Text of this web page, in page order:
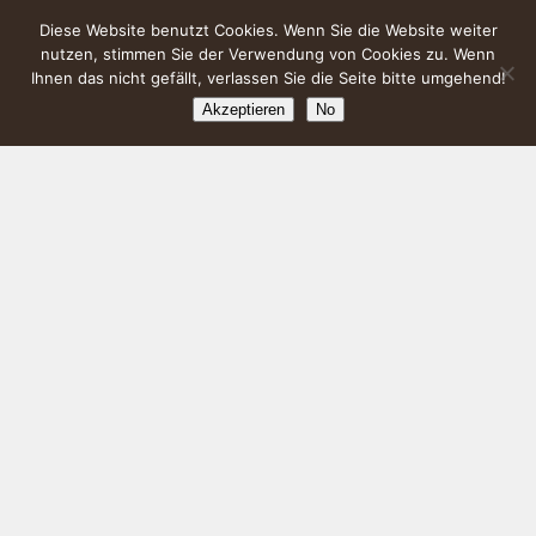
Diese Website benutzt Cookies. Wenn Sie die Website weiter
nutzen, stimmen Sie der Verwendung von Cookies zu. Wenn
Ihnen das nicht gefällt, verlassen Sie die Seite bitte umgehend!
Akzeptieren No